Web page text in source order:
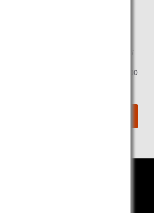
นปลายทางในช่วงกลางดึกเนื่องจากเที่ยว
ส่งสาธารณะที่กำหนดไว้ไม่พร้อมให้บริการ
จะชดเชยค่าที่พักหรือค่าขนส่งสาธารณะที่
ลายทางของท่าน (จำนวนเงินสูงสุด: 15,000